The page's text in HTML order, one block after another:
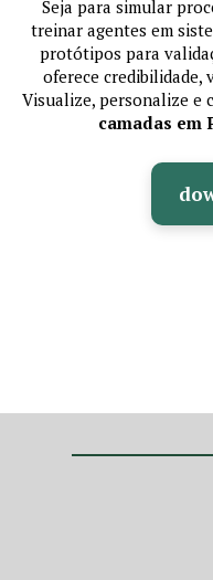
Seja para simular
treinar agentes em
protótipos para
oferece credibilidade,
Visualize, personalize e
camadas em